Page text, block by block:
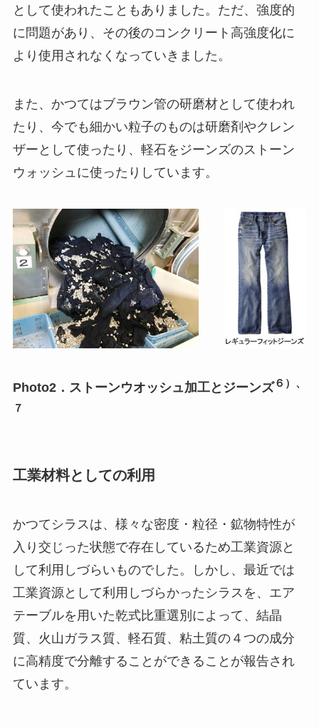
として使われたこともありました。ただ、強度的
に問題があり、その後のコンクリート高強度化に
より使用されなくなっていきました。
また、かつてはブラウン管の研磨材として使われ
たり、今でも細かい粒子のものは研磨剤やクレン
ザーとして使ったり、軽石をジーンズのストーン
ウォッシュに使ったりしています。
Photo2．ストーンウオッシュ加工とジーンズ６）、
７
工業材料としての利用
かつてシラスは、様々な密度・粒径・鉱物特性が
入り交じった状態で存在しているため工業資源と
して利用しづらいものでした。しかし、最近では
工業資源として利用しづらかったシラスを、エア
テーブルを用いた乾式比重選別によって、結晶
質、火山ガラス質、軽石質、粘土質の４つの成分
に高精度で分離することができることが報告され
ています。